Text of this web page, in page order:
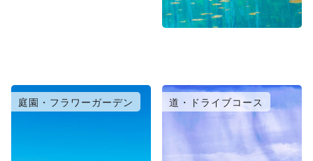
庭園・フラワーガーデン 道・ドライブコース